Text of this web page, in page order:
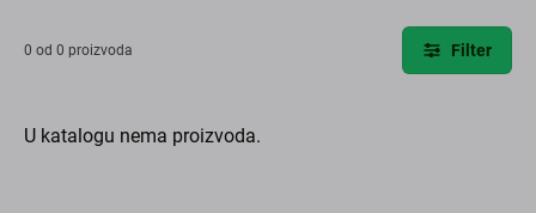
0 od 0 proizvoda Filter
U katalogu nema proizvoda.